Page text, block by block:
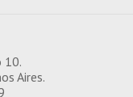
EL IDE?
10.
Aires.